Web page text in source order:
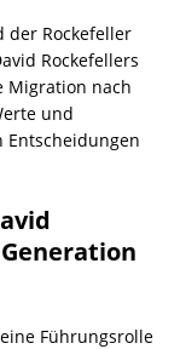
der Rockefeller
Rockefellers
Migration nach
und
Führungsrolle